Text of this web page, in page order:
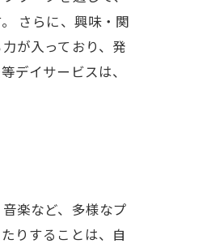
さらに、興味・関
が入っており、発
デイサービスは、
楽など、多様なプ
りすることは、自